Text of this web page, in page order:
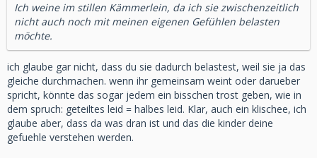
Ich weine im stillen Kämmerlein, da ich sie zwischenzeitlich
nicht auch noch mit meinen eigenen Gefühlen belasten
möchte.
ich glaube gar nicht, dass du sie dadurch belastest, weil sie ja das
gleiche durchmachen. wenn ihr gemeinsam weint oder darueber
spricht, könnte das sogar jedem ein bisschen trost geben, wie in
dem spruch: geteiltes leid = halbes leid. Klar, auch ein klischee, ich
glaube aber, dass da was dran ist und das die kinder deine
gefuehle verstehen werden.